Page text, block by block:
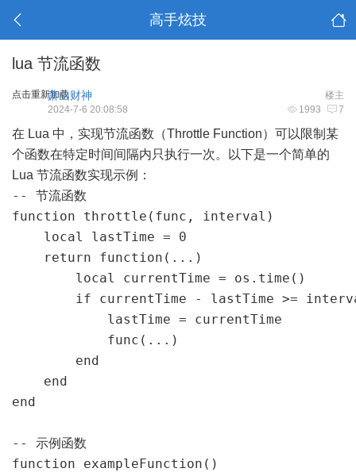
高手炫技
lua 节流函数
点击重新加载 楼主
萧山财神
1993 7
2024-7-6 20:08:58
在 Lua 中，实现节流函数（Throttle Function）可以限制某
个函数在特定时间间隔内只执行一次。以下是一个简单的
Lua 节流函数实现示例：
-- 节流函数
function throttle(func, interval)
    local lastTime = 0
    return function(...)
        local currentTime = os.time()
if currentTime - lastTime >=
            lastTime = currentTime
            func(...)
        end
    end
end
-- 示例函数
function exampleFunction()